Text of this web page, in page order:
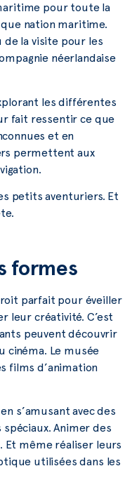
pour toute la
nation maritime.
de la visite pour les
néerlandaise
les différentes
fait ressentir ce que
et en
permettent aux
petits aventuriers. Et
formes
parfait pour éveiller
leur créativité. C’est
peuvent découvrir
cinéma. Le musée
films d’animation
s’amusant avec des
Animer des
Et même réaliser leurs
utilisées dans les